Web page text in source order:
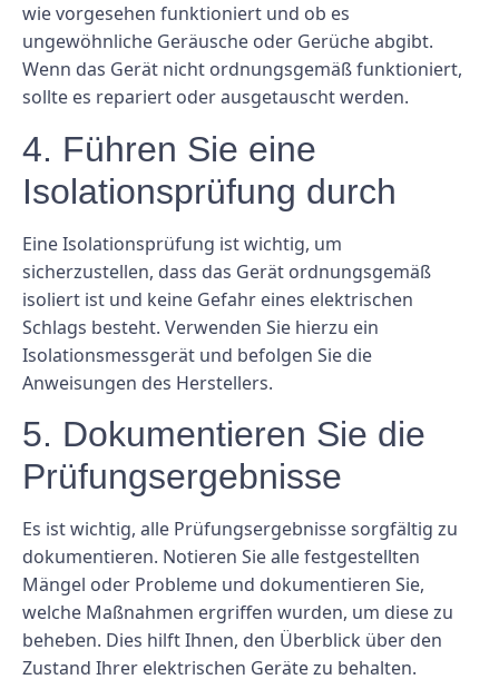
wie vorgesehen funktioniert und ob es
ungewöhnliche Geräusche oder Gerüche abgibt.
Wenn das Gerät nicht ordnungsgemäß funktioniert,
sollte es repariert oder ausgetauscht werden.
4. Führen Sie eine
Isolationsprüfung durch
Eine Isolationsprüfung ist wichtig, um
sicherzustellen, dass das Gerät ordnungsgemäß
isoliert ist und keine Gefahr eines elektrischen
Schlags besteht. Verwenden Sie hierzu ein
Isolationsmessgerät und befolgen Sie die
Anweisungen des Herstellers.
5. Dokumentieren Sie die
Prüfungsergebnisse
Es ist wichtig, alle Prüfungsergebnisse sorgfältig zu
dokumentieren. Notieren Sie alle festgestellten
Mängel oder Probleme und dokumentieren Sie,
welche Maßnahmen ergriffen wurden, um diese zu
beheben. Dies hilft Ihnen, den Überblick über den
Zustand Ihrer elektrischen Geräte zu behalten.